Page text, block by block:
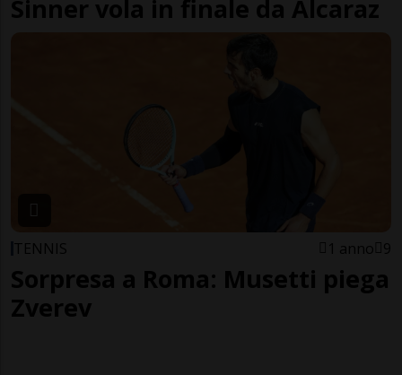
Sinner vola in finale da Alcaraz
TENNIS 1 anno 9
Sorpresa a Roma: Musetti piega
Zverev